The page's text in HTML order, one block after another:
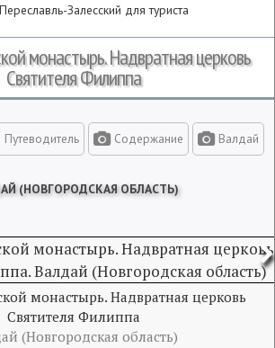
Переславль-Залесский для туриста
монастырь. Надвратная церковь
Святителя Филиппа
Путеводитель Содержание Валдай
(НОВГОРОДСКАЯ ОБЛАСТЬ)
монастырь. Надвратная церковь
Святителя Филиппа
(Новгородская область)